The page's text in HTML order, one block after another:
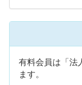
有料会員は「法
ます。